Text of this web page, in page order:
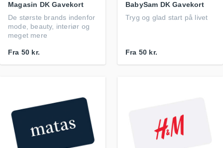
Magasin DK Gavekort
De største brands indenfor
mode, beauty, interiør og
meget mere
Fra 50 kr.
BabySam DK Gavekort
Tryg og glad start på livet
Fra 50 kr.